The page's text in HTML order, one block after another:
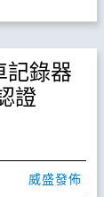
記錄器
證
威盛發佈